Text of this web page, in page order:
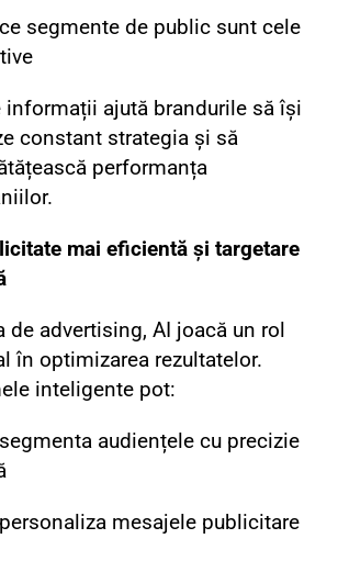
de public sunt cele
informații ajută brandurile să își
constant strategia și să
performanța
mai eficientă și targetare
de advertising, AI joacă un rol
în optimizarea rezultatelor.
inteligente pot:
audiențele cu precizie
mesajele publicitare